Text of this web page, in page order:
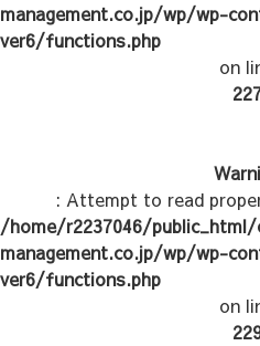
management.co.jp/wp/wp-
ver6/functions.php
on
: Attempt to read
/home/r2237046/
management.co.jp/wp/wp-
ver6/functions.php
on